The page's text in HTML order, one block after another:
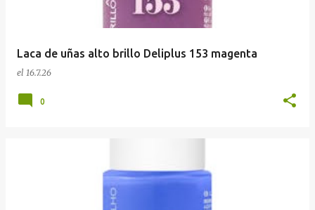
Laca de uñas alto brillo Deliplus 153 magenta
el 16.7.26
0